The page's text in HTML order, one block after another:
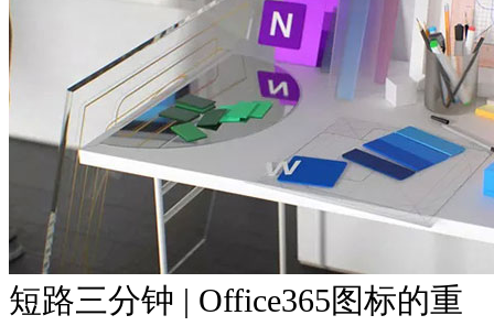
短路三分钟 | Office365图标的重